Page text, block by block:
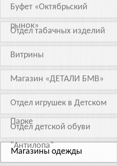
Буфет «Октябрьский
рынок»
Отдел табачных изделий
Витрины
Магазин «ДЕТАЛИ БМВ»
Отдел игрушек в Детском
Парке
Отдел детской обуви
"Антилопа"
Магазины одежды